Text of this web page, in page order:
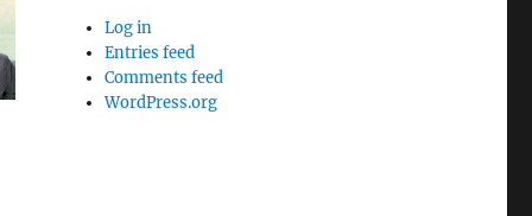
Log in
Entries feed
Comments feed
WordPress.org